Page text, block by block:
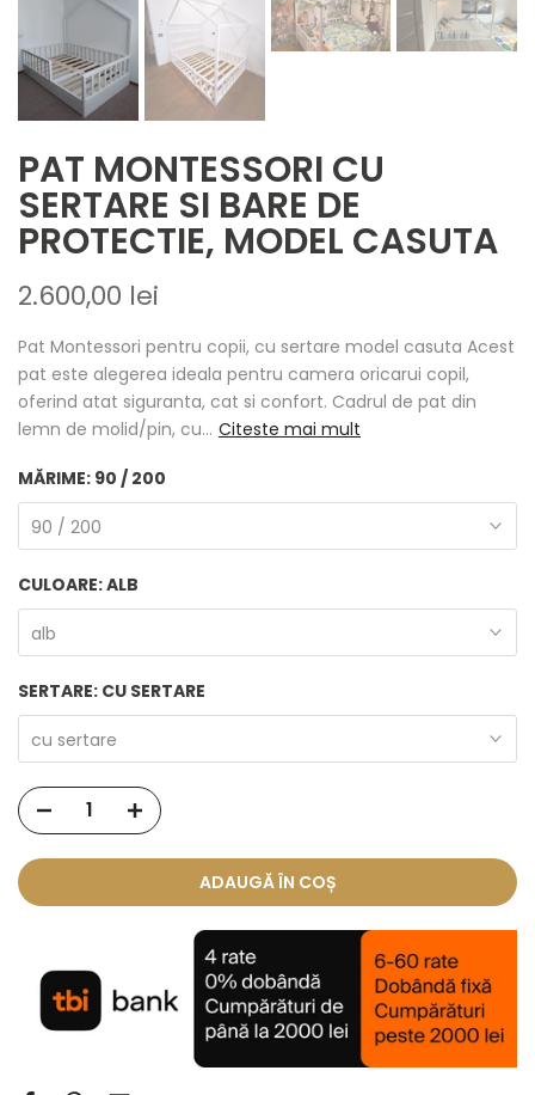
PAT MONTESSORI CU
SERTARE SI BARE DE
PROTECTIE, MODEL CASUTA
2.600,00 lei
Pat Montessori pentru copii, cu sertare model casuta Acest
pat este alegerea ideala pentru camera oricarui copil,
oferind atat siguranta, cat si confort. Cadrul de pat din
lemn de molid/pin, cu... Citeste mai mult
MĂRIME: 90 / 200
90 / 200
CULOARE:ALB
alb
SERTARE: CU SERTARE
cu sertare
ADAUGĂ ÎN COȘ